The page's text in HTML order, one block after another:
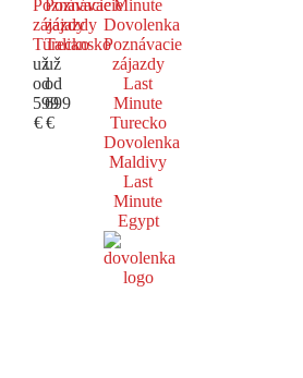
Poznávacie
zájazdy
Turecko
už
od
599
€
Poznávacie
zájazdy
Taliansko
už
od
699
€
Minute
Dovolenka
Poznávacie
zájazdy
Last
Minute
Turecko
Dovolenka
Maldivy
Last
Minute
Egypt